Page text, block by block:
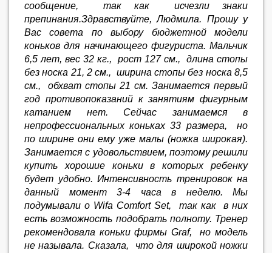
сообщение, так как исчезли знаки
препинания.Здравствуйте, Людмила. Прошу у
Вас совета по выбору бюджетной модели
коньков для начинающего фигуриста. Мальчик
6,5 лет, вес 32 кг., рост 127 см., длина стопы
без носка 21, 2 см., ширина стопы без носка 8,5
см., обхват стопы 21 см. Занимается первый
год противопоказаний к занятиям фигурным
катанием нет. Сейчас занимаемся в
непрофессиональных коньках 33 размера, но
по ширине они ему уже малы (ножка широкая).
Занимается с удовольствием, поэтому решили
купить хорошие коньки в которых ребенку
будет удобно. Интенсивность тренировок на
данный момент 3-4 часа в неделю. Мы
подумывали о Wifa Comfort Set, так как в них
есть возможность подобрать полноту. Тренер
рекомендовала коньки фирмы Graf, но модель
не называла. Сказала, что для широкой ножки